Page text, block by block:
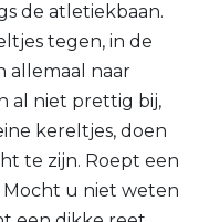
de atletiekbaan.
tegen, in de
allemaal naar
al niet prettig bij,
kereltjes, doen
te zijn. Roept een
Mocht u niet weten